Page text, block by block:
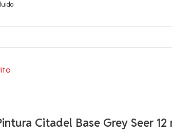
Citadel Base Grey Seer 12